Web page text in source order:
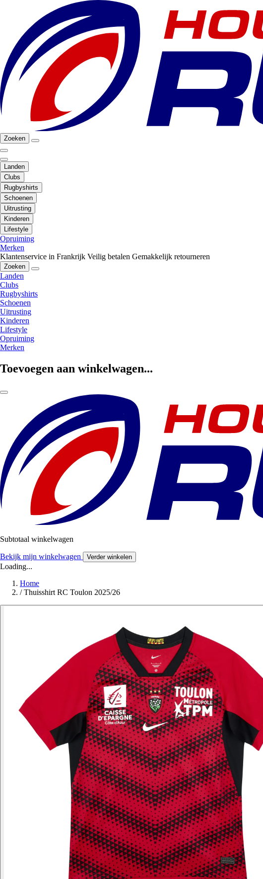
Zoeken
Landen
Clubs
Rugbyshirts
Schoenen
Uitrusting
Kinderen
Lifestyle
Opruiming
Merken
Klantenservice in Frankrijk Veilig betalen Gemakkelijk retourneren
Zoeken
Landen
Clubs
Rugbyshirts
Schoenen
Uitrusting
Kinderen
Lifestyle
Opruiming
Merken
Toevoegen aan winkelwagen...
Subtotaal winkelwagen
Bekijk mijn winkelwagen Verder winkelen
Loading...
Home
/ Thuisshirt RC Toulon 2025/26